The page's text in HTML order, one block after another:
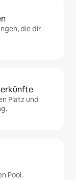
die dir
Platz und
Pool.